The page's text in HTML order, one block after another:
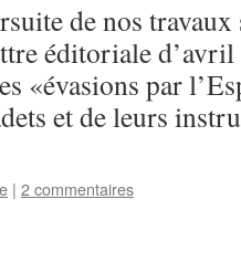
de nos
éditoriale
«évasions par
et de leurs
| 2 commentaires